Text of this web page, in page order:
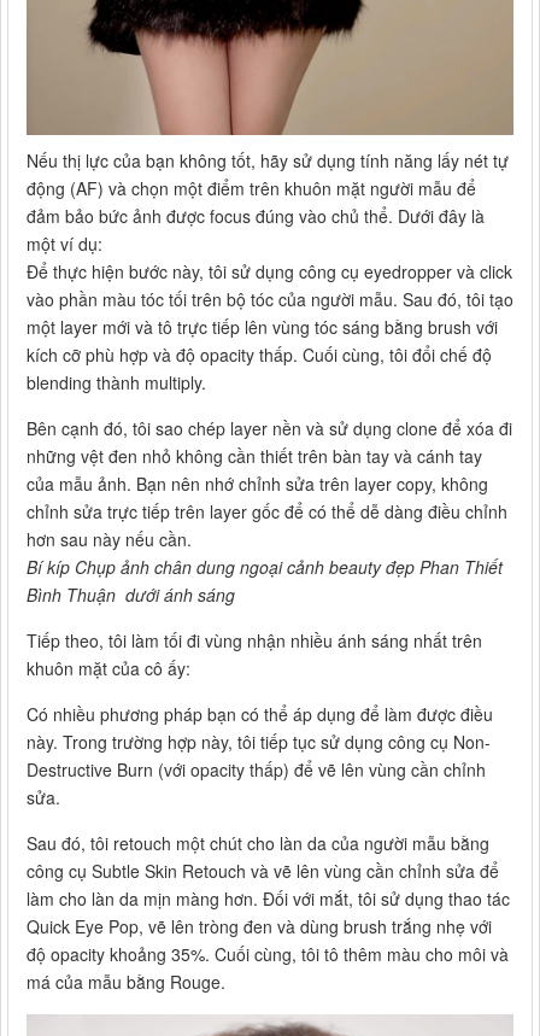
Nếu thị lực của bạn không tốt, hãy sử dụng tính năng lấy nét tự
động (AF) và chọn một điểm trên khuôn mặt người mẫu để
đảm bảo bức ảnh được focus đúng vào chủ thể. Dưới đây là
một ví dụ:
Để thực hiện bước này, tôi sử dụng công cụ eyedropper và click
vào phần màu tóc tối trên bộ tóc của người mẫu. Sau đó, tôi tạo
một layer mới và tô trực tiếp lên vùng tóc sáng bằng brush với
kích cỡ phù hợp và độ opacity thấp. Cuối cùng, tôi đổi chế độ
blending thành multiply.
Bên cạnh đó, tôi sao chép layer nền và sử dụng clone để xóa đi
những vệt đen nhỏ không cần thiết trên bàn tay và cánh tay
của mẫu ảnh. Bạn nên nhớ chỉnh sửa trên layer copy, không
chỉnh sửa trực tiếp trên layer gốc để có thể dễ dàng điều chỉnh
hơn sau này nếu cần.
Bí kíp Chụp ảnh chân dung ngoại cảnh beauty đẹp Phan Thiết
Bình Thuận dưới ánh sáng
Tiếp theo, tôi làm tối đi vùng nhận nhiều ánh sáng nhất trên
khuôn mặt của cô ấy:
Có nhiều phương pháp bạn có thể áp dụng để làm được điều
này. Trong trường hợp này, tôi tiếp tục sử dụng công cụ Non-
Destructive Burn (với opacity thấp) để vẽ lên vùng cần chỉnh
sửa.
Sau đó, tôi retouch một chút cho làn da của người mẫu bằng
công cụ Subtle Skin Retouch và vẽ lên vùng cần chỉnh sửa để
làm cho làn da mịn màng hơn. Đối với mắt, tôi sử dụng thao tác
Quick Eye Pop, vẽ lên tròng đen và dùng brush trắng nhẹ với
độ opacity khoảng 35%. Cuối cùng, tôi tô thêm màu cho môi và
má của mẫu bằng Rouge.